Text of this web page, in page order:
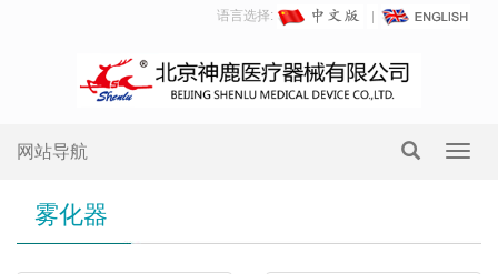
语言选择:
网站导航
雾化器